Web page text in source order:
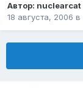
Автор: nuclearcat
18 августа, 2006 в